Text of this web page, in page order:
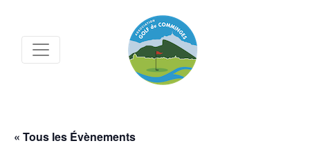
« Tous les Évènements